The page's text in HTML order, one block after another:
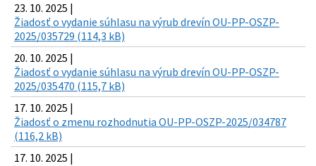
23. 10. 2025 |
Žiadosť o vydanie súhlasu na výrub drevín OU-PP-OSZP-
2025/035729 (114,3 kB)
20. 10. 2025 |
Žiadosť o vydanie súhlasu na výrub drevín OU-PP-OSZP-
2025/035470 (115,7 kB)
17. 10. 2025 |
Žiadosť o zmenu rozhodnutia OU-PP-OSZP-2025/034787
(116,2 kB)
17. 10. 2025 |